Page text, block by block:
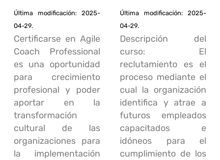
Última modificación: 2025-
04-29.
Certificarse en Agile
Coach Professional
es una oportunidad
para crecimiento
profesional y poder
aportar en la
transformación
cultural de las
organizaciones para
la implementación
Última modificación: 2025-
04-29.
Descripción del
curso: El
reclutamiento es el
proceso mediante el
cual la organización
identifica y atrae a
futuros empleados
capacitados e
idóneos para el
cumplimiento de los